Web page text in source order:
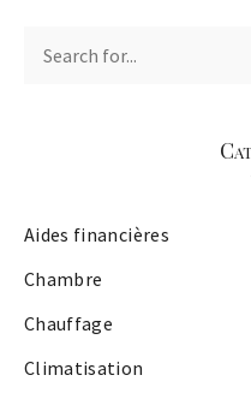
Aides financières
Chambre
Chauffage
Climatisation